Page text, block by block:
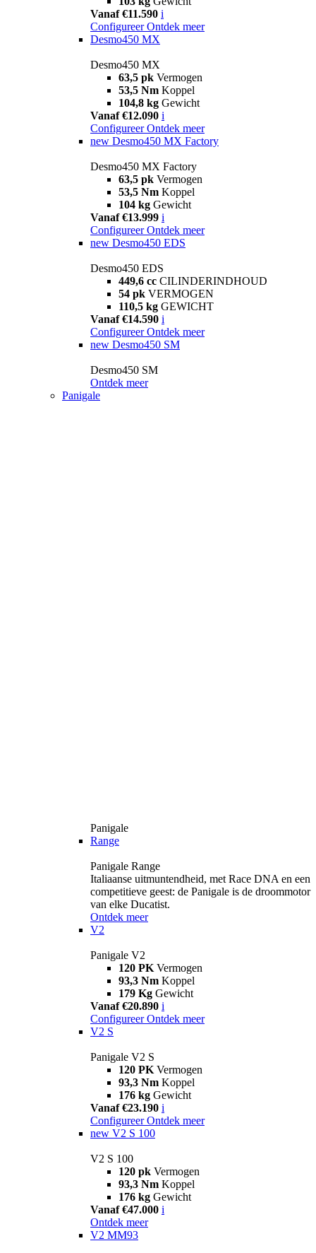
Vanaf €11.590 i
Configureer Ontdek meer
Desmo450 MX
Desmo450 MX
63,5 pk Vermogen
53,5 Nm Koppel
104,8 kg Gewicht
Vanaf €12.090 i
Configureer Ontdek meer
new Desmo450 MX Factory
Desmo450 MX Factory
63,5 pk Vermogen
53,5 Nm Koppel
104 kg Gewicht
Vanaf €13.999 i
Configureer Ontdek meer
new Desmo450 EDS
Desmo450 EDS
449,6 cc CILINDERINDHOUD
54 pk VERMOGEN
110,5 kg GEWICHT
Vanaf €14.590 i
Configureer Ontdek meer
new Desmo450 SM
Desmo450 SM
Ontdek meer
Panigale
Panigale
Range
Panigale Range
Italiaanse uitmuntendheid, met Race DNA en een
competitieve geest: de Panigale is de droommotor
van elke Ducatist.
Ontdek meer
V2
Panigale V2
120 PK Vermogen
93,3 Nm Koppel
179 Kg Gewicht
Vanaf €20.890 i
Configureer Ontdek meer
V2 S
Panigale V2 S
120 PK Vermogen
93,3 Nm Koppel
176 kg Gewicht
Vanaf €23.190 i
Configureer Ontdek meer
new V2 S 100
V2 S 100
120 pk Vermogen
93,3 Nm Koppel
176 kg Gewicht
Vanaf €47.000 i
Ontdek meer
V2 MM93